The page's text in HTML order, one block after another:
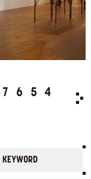
7 6 5
4
KEYWORD